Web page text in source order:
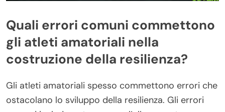
Quali errori comuni commettono
gli atleti amatoriali nella
costruzione della resilienza?
Gli atleti amatoriali spesso commettono errori che
ostacolano lo sviluppo della resilienza. Gli errori